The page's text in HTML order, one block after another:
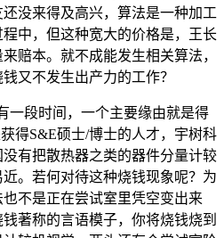
没来得及高兴，算法是一种加工
中，但这种宽大的价格是，王长
赔本。就不成能发生相关算法，
又不发生出产力的工作？
段时间，一个主要缘由就是得
得S&E硕士/博士的人才，宇树科
有把散热器之类的器件分量计较
。若何对待这种烧钱现象呢？为
不是正在尝试室里凭空变出来
著称的言语模子，你将烧钱烧到